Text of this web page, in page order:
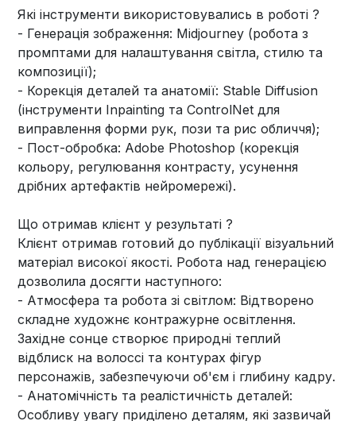
Які інструменти використовувались в роботі ?
- Генерація зображення: Midjourney (робота з
промптами для налаштування світла, стилю та
композиції);
- Корекція деталей та анатомії: Stable Diffusion
(інструменти Inpainting та ControlNet для
виправлення форми рук, пози та рис обличчя);
- Пост-обробка: Adobe Photoshop (корекція
кольору, регулювання контрасту, усунення
дрібних артефактів нейромережі).
Що отримав клієнт у результаті ?
Клієнт отримав готовий до публікації візуальний
матеріал високої якості. Робота над генерацією
дозволила досягти наступного:
- Атмосфера та робота зі світлом: Відтворено
складне художнє контражурне освітлення.
Західне сонце створює природні теплий
відблиск на волоссі та контурах фігур
персонажів, забезпечуючи об'єм і глибину кадру.
- Анатомічність та реалістичність деталей:
Особливу увагу приділено деталям, які зазвичай